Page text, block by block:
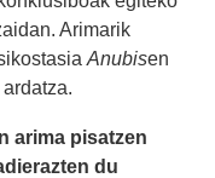
Arimarik
Anubisen
arima pisatzen
du